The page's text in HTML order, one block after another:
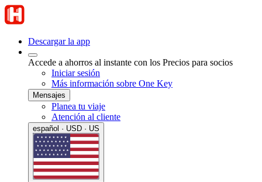
Descargar la app
Accede a ahorros al instante con los Precios para socios
Iniciar sesión
Más información sobre One Key
Mensajes
Planea tu viaje
Atención al cliente
español · USD · US